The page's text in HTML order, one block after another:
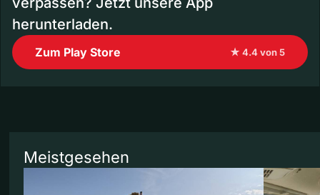
herunterladen.
Zum Play Store ★ 4.4 von 5
Meistgesehen